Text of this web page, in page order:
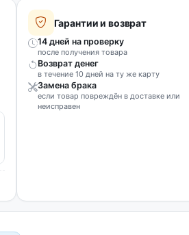
Гарантии и возврат
14 дней на проверку
после получения товара
Возврат денег
в течение 10 дней на ту же карту
Замена брака
если товар повреждён в доставке или
неисправен